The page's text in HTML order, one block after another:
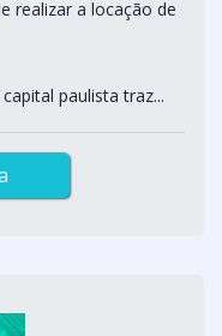
realizar a locação de
paulista traz...